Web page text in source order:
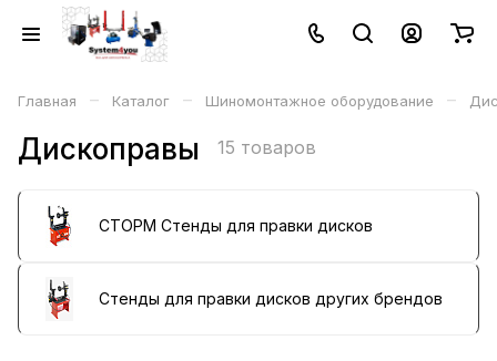
Главная – Каталог – Шиномонтажное оборудование –
Дископравы 15 товаров
СТОРМ Стенды для правки дисков
Стенды для правки дисков других брендов